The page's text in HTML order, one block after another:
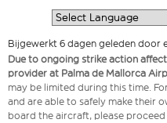
Bijgewerkt 6 dagen geleden door
Due to ongoing strike action
provider at Palma de Mallorca
may be limited during this time.
and are able to safely make their
board the aircraft, please